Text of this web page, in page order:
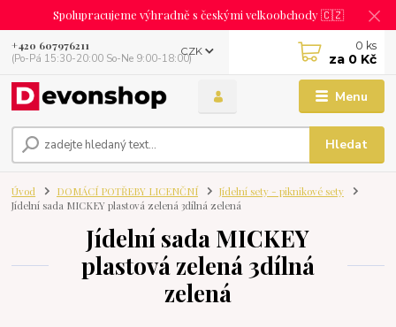
Spolupracujeme výhradně s českými velkoobchody 🇨🇿
Menu
CZK
Hledat
+420 607976211
(Po-Pá 15:30-20:00 So-Ne 9:00-18:00)
0 ks
za 0 Kč
Úvod DOMÁCÍ POTŘEBY LICENČNÍ
Jídelní sety - piknikové sety
Jídelní sada MICKEY plastová zelená 3dílná zelená
Jídelní sada MICKEY
plastová zelená 3dílná
zelená